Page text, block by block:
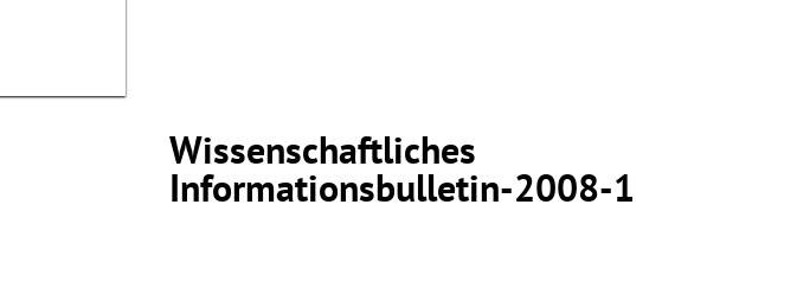
Wissenschaftliches
Informationsbulletin-2008-1